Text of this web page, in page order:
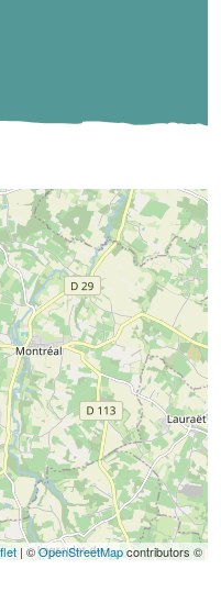
| ©OpenStreetMapcontributors ©